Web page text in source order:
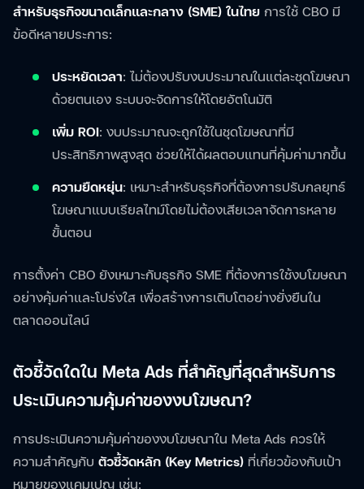
สำหรับธุรกิจขนาดเล็กและกลาง (SME) ในไทย การใช้ CBO มี
ข้อดีหลายประการ:
ประหยัดเวลา: ไม่ต้องปรับงบประมาณในแต่ละชุดโฆษณา
ด้วยตนเอง ระบบจะจัดการให้โดยอัตโนมัติ
เพิ่ม ROI: งบประมาณจะถูกใช้ในชุดโฆษณาที่มี
ประสิทธิภาพสูงสุด ช่วยให้ได้ผลตอบแทนที่คุ้มค่ามากขึ้น
ความยืดหยุ่น: เหมาะสำหรับธุรกิจที่ต้องการปรับกลยุทธ์
โฆษณาแบบเรียลไทม์โดยไม่ต้องเสียเวลาจัดการหลาย
ขั้นตอน
การตั้งค่า CBO ยังเหมาะกับธุรกิจ SME ที่ต้องการใช้งบโฆษณา
อย่างคุ้มค่าและโปร่งใส เพื่อสร้างการเติบโตอย่างยั่งยืนใน
ตลาดออนไลน์
ตัวชี้วัดใดใน Meta Ads ที่สำคัญที่สุดสำหรับการ
ประเมินความคุ้มค่าของงบโฆษณา?
การประเมินความคุ้มค่าของงบโฆษณาใน Meta Ads ควรให้
ความสำคัญกับ ตัวชี้วัดหลัก (Key Metrics) ที่เกี่ยวข้องกับเป้า
หมายของแคมเปญ เช่น: